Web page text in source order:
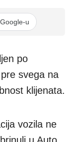
u
po
svega na
klijenata.
u Auto